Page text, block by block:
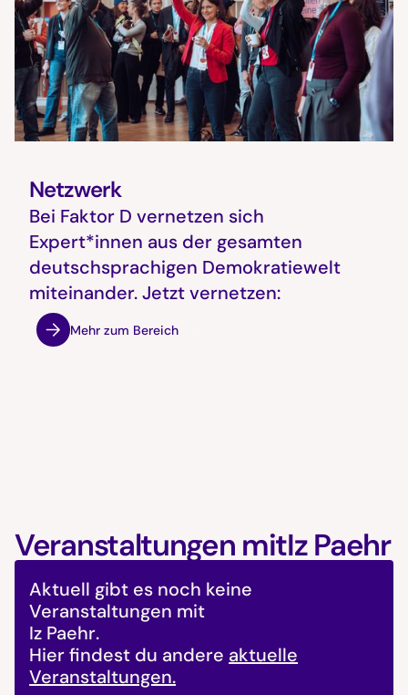
Netzwerk
Bei Faktor D vernetzen sich
Expert*innen aus der gesamten
deutschsprachigen Demokratiewelt
miteinander. Jetzt vernetzen:
Mehr zum Bereich
Veranstaltungen mitIz Paehr
Aktuell gibt es noch keine
Veranstaltungen mit
Iz Paehr.
Hier findest du andere aktuelle
Veranstaltungen.